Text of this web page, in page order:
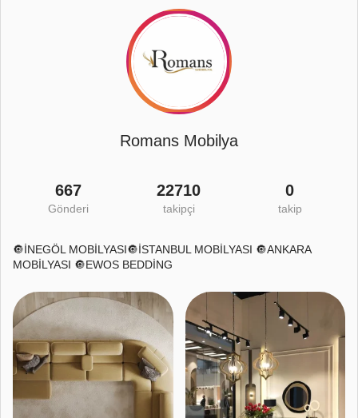
Romans Mobilya
667
Gönderi
22710
takipçi
0
takip
🔘İNEGÖL MOBİLYASI🔘İSTANBUL MOBİLYASI 🔘ANKARA
MOBİLYASI 🔘EWOS BEDDİNG